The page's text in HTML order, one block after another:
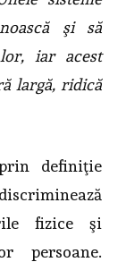
şi să
iar acest
largă, ridică
definiţie
fizice şi
persoane.